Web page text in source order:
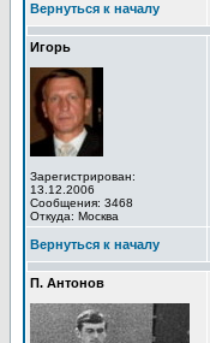
Вернуться к началу
Игорь
Зарегистрирован:
13.12.2006
Сообщения: 3468
Откуда: Москва
Вернуться к началу
П. Антонов